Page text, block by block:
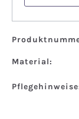
Material: